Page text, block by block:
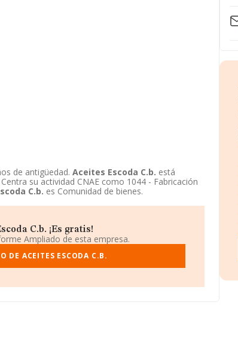
de antigüedad. Aceites Escoda C.b. está
su actividad CNAE como 1044 - Fabricación
C.b. es Comunidad de bienes.
C.b. ¡Es gratis!
Ampliado de esta empresa.
DE ACEITES ESCODA C.B.